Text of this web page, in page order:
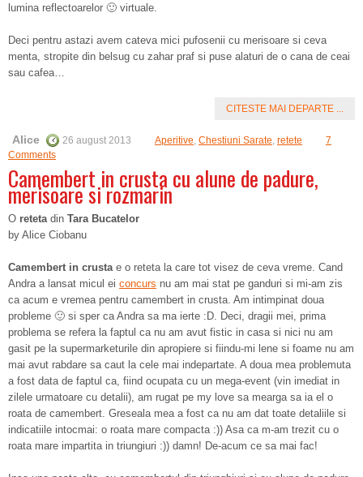
lumina reflectoarelor 🙂 virtuale.
Deci pentru astazi avem cateva mici pufosenii cu merisoare si ceva
menta, stropite din belsug cu zahar praf si puse alaturi de o cana de ceai
sau cafea…
CITESTE MAI DEPARTE ...
Alice 26 august 2013 Aperitive, Chestiuni Sarate, retete
7
Comments
Camembert in crusta cu alune de padure,
merisoare si rozmarin
O retetadin Tara Bucatelor
by Alice Ciobanu
Camembert in crustae o reteta la care tot visez de ceva vreme. Cand
Andra a lansat micul ei concurs nu am mai stat pe ganduri si mi-am zis
ca acum e vremea pentru camembert in crusta. Am intimpinat doua
probleme 🙂 si sper ca Andra sa ma ierte :D. Deci, dragii mei, prima
problema se refera la faptul ca nu am avut fistic in casa si nici nu am
gasit pe la supermarketurile din apropiere si fiindu-mi lene si foame nu am
mai avut rabdare sa caut la cele mai indepartate. A doua mea problemuta
a fost data de faptul ca, fiind ocupata cu un mega-event (vin imediat in
zilele urmatoare cu detalii), am rugat pe my love sa mearga sa ia el o
roata de camembert. Greseala mea a fost ca nu am dat toate detaliile si
indicatiile intocmai: o roata mare compacta :)) Asa ca m-am trezit cu o
roata mare impartita in triungiuri :)) damn! De-acum ce sa mai fac!